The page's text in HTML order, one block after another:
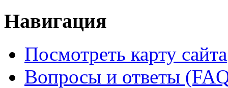
Навигация
Посмотреть карту сайта
Вопросы и ответы